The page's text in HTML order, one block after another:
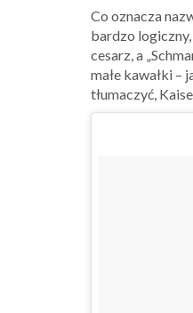
Co oznacza
bardzo
cesarz, a
małe kawałki –
tłumaczyć,